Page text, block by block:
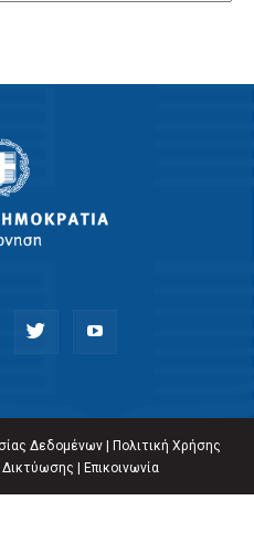
Δεδομένων|
Πολιτική Χρήσης
Δικτύωσης
Επικοινωνία